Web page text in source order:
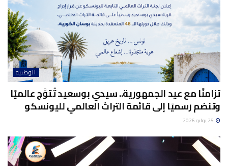
الوطنية
تزامنًا مع عيد الجمهورية.. سيدي بوسعيد تُتوَّج عالميًا
وتنضم رسميًا إلى قائمة التراث العالمي لليونسكو